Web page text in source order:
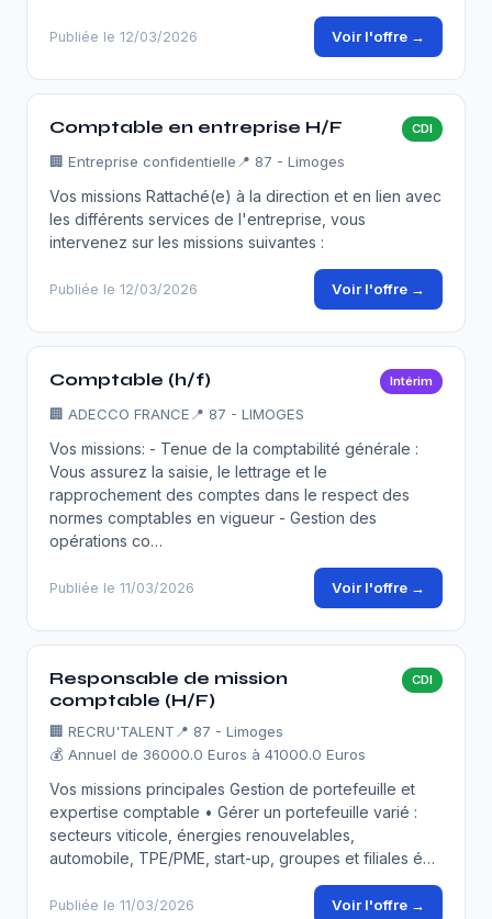
Publiée le 12/03/2026 Voir l'offre →
Comptable en entreprise H/F CDI
🏢 Entreprise confidentielle 📍 87 - Limoges
Vos missions Rattaché(e) à la direction et en lien avec
les différents services de l'entreprise, vous
intervenez sur les missions suivantes :
Publiée le 12/03/2026 Voir l'offre →
Comptable (h/f) Intérim
🏢 ADECCO FRANCE 📍 87 - LIMOGES
Vos missions: - Tenue de la comptabilité générale :
Vous assurez la saisie, le lettrage et le
rapprochement des comptes dans le respect des
normes comptables en vigueur - Gestion des
opérations co…
Publiée le 11/03/2026 Voir l'offre →
Responsable de mission
comptable (H/F)
CDI
🏢 RECRU'TALENT 📍 87 - Limoges
💰 Annuel de 36000.0 Euros à 41000.0 Euros
Vos missions principales Gestion de portefeuille et
expertise comptable • Gérer un portefeuille varié :
secteurs viticole, énergies renouvelables,
automobile, TPE/PME, start-up, groupes et filiales é…
Publiée le 11/03/2026 Voir l'offre →